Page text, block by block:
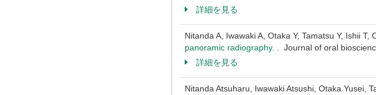
詳細を見る
Nitanda A, Iwawaki A, Otaka Y, Tamatsu Y, Ishii T,
panoramic radiography. . Journal of oral
詳細を見る
Nitanda Atsuharu, Iwawaki Atsushi, Otaka Yusei,